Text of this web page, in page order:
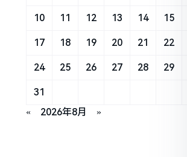
« 2026年8月 »
10 11 12 13 14 15
17 18 19 20 21 22
24 25 26 27 28 29
31